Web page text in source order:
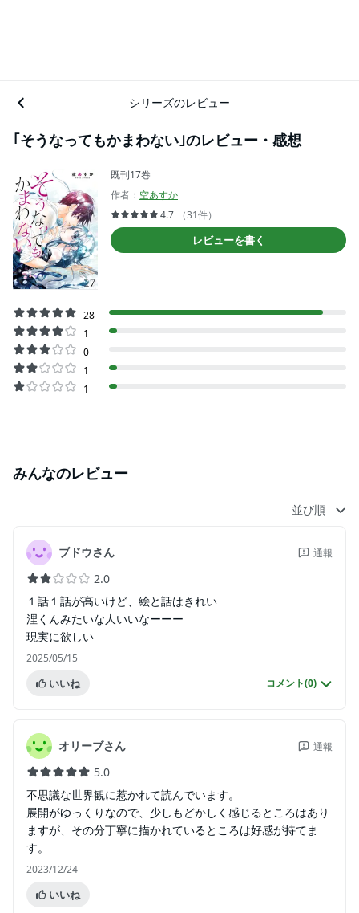
シリーズのレビュー
｢そうなってもかまわない｣のレビュー・感想
既刊17巻
作者： 空あすか
4.7
（31件）
レビューを書く
28
1
0
1
1
みんなのレビュー
並び順
ブドウさん 通報
2.0
１話１話が高いけど、絵と話はきれい
浬くんみたいな人いいなーーー
現実に欲しい
2025/05/15
いいね コメント(0)
オリーブさん 通報
5.0
不思議な世界観に惹かれて読んでいます。
展開がゆっくりなので、少しもどかしく感じるところはあり
ますが、その分丁寧に描かれているところは好感が持てま
す。
2023/12/24
いいね